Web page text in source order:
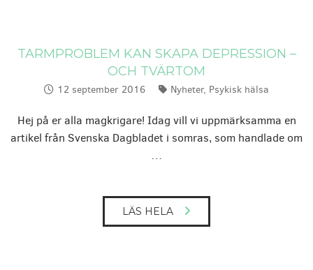
TARMPROBLEM KAN SKAPA DEPRESSION –
OCH TVÄRTOM
Publicerat:
12 september 2016 Kategorier:
Nyheter, Psykisk hälsa
Hej på er alla magkrigare! Idag vill vi uppmärksamma en
artikel från Svenska Dagbladet i somras, som handlade om
…
LÄS HELA